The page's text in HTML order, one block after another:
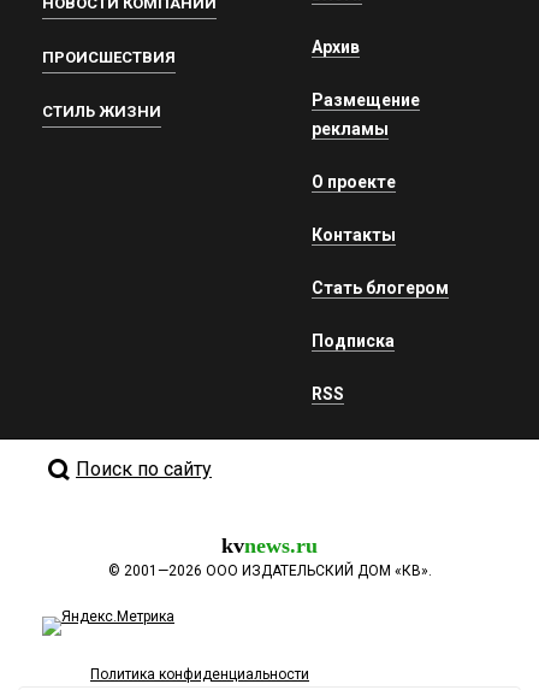
ПРОИСШЕСТВИЯ
СТИЛЬ ЖИЗНИ
Архив
Размещение
рекламы
О проекте
Контакты
Стать блогером
Подписка
RSS
Поиск по сайту
kvnews.ru
© 2001—2026 ООО ИЗДАТЕЛЬСКИЙ ДОМ «КВ».
Политика конфиденциальности